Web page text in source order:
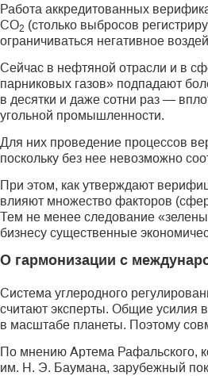
Работа аккредитованных
СО2 (столько выбросов
ограничиваться негативное
Сейчас в нефтяной отрасли и в
парниковых газов» подпадают
в десятки и даже сотни раз —
угольной промышленности.
Для них проведение процессов
поскольку без нее невозможно
При этом, как утверждают
влияют множество факторов
Тем не менее следование
бизнесу существенные
О гармонизации с
Система углеродного
считают эксперты. Общие усилия
в масштабе планеты. Поэтому
По мнению Артема Рафальского,
им. Н. Э. Баумана, зарубежный